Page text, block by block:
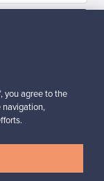
you agree to the
navigation,